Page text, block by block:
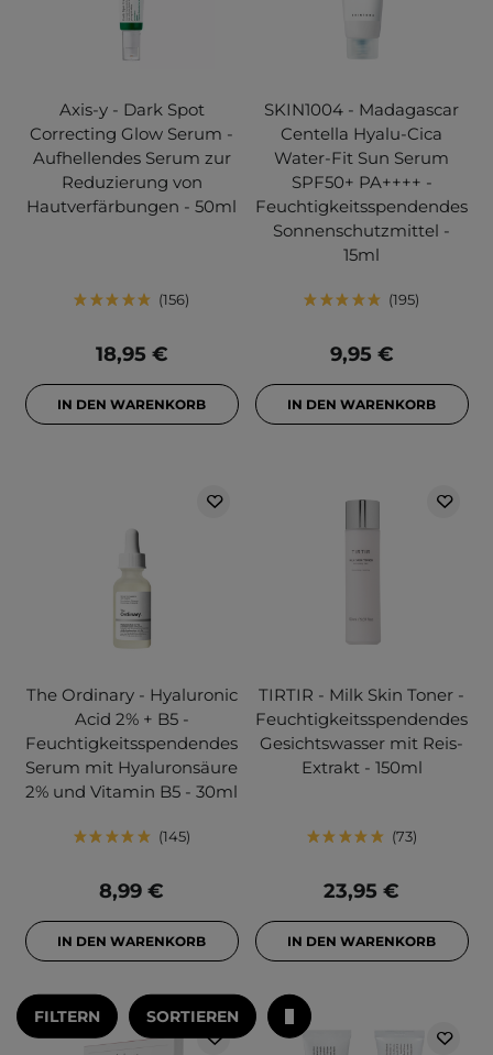
Axis-y - Dark Spot
Correcting Glow Serum -
Aufhellendes Serum zur
Reduzierung von
Hautverfärbungen - 50ml
156
18,95 €
IN DEN WARENKORB
SKIN1004 - Madagascar
Centella Hyalu-Cica
Water-Fit Sun Serum
SPF50+ PA++++ -
Feuchtigkeitsspendendes
Sonnenschutzmittel -
15ml
195
9,95 €
IN DEN WARENKORB
The Ordinary - Hyaluronic
Acid 2% + B5 -
Feuchtigkeitsspendendes
Serum mit Hyaluronsäure
2% und Vitamin B5 - 30ml
145
8,99 €
IN DEN WARENKORB
TIRTIR - Milk Skin Toner -
Feuchtigkeitsspendendes
Gesichtswasser mit Reis-
Extrakt - 150ml
73
23,95 €
IN DEN WARENKORB
FILTERN SORTIEREN